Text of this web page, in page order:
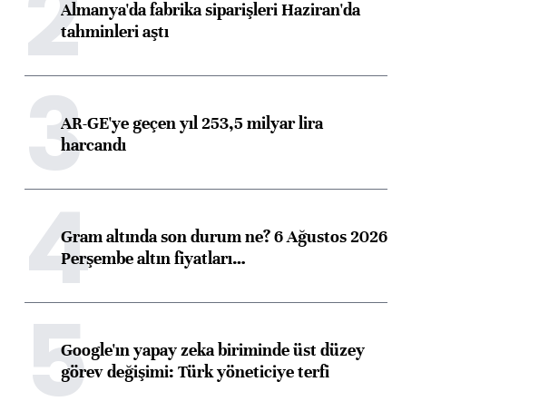
Almanya'da fabrika siparişleri Haziran'da
tahminleri aştı
3AR-GE'ye geçen yıl 253,5 milyar lira
harcandı
4Gram altında son durum ne? 6 Ağustos 2026
Perşembe altın fiyatları…
5Google'ın yapay zeka biriminde üst düzey
görev değişimi: Türk yöneticiye terfi